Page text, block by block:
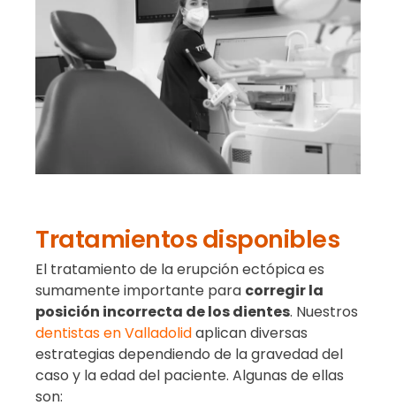
Tratamientos disponibles
El tratamiento de la erupción ectópica es
sumamente importante para corregir la
posición incorrecta de los dientes. Nuestros
dentistas en Valladolidaplican diversas
estrategias dependiendo de la gravedad del
caso y la edad del paciente. Algunas de ellas
son: